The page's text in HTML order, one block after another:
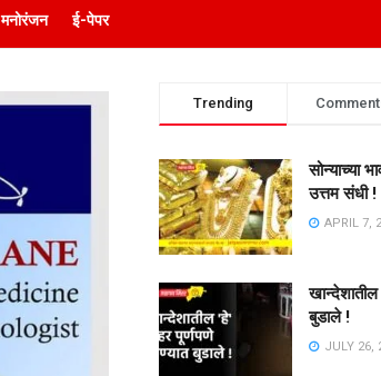
मनोरंजन ई-पेपर
Trending
सोन्याच्या
उत्तम संधी !
APRIL 7,
खान्देशातील
बुडाले !
JULY 26,